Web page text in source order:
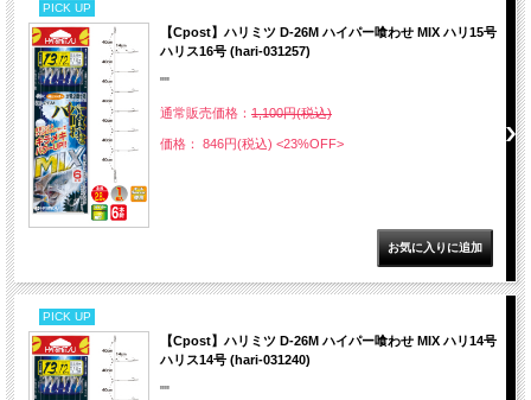
PICK UP
【Cpost】ハリミツ D-26M ハイパー喰わせ MIX ハリ15号
ハリス16号 (hari-031257)
""
通常販売価格： 1,100円(税込)
価格： 846円(税込) <23%OFF>
PICK UP
【Cpost】ハリミツ D-26M ハイパー喰わせ MIX ハリ14号
ハリス14号 (hari-031240)
""